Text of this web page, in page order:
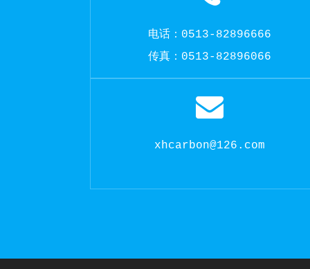
电话：0513-82896666
传真：0513-82896066
xhcarbon@126.com